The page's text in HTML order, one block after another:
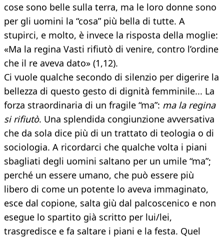
cose sono belle sulla terra, ma le loro donne sono
per gli uomini la “cosa” più bella di tutte. A
stupirci, e molto, è invece la risposta della moglie:
«Ma la regina Vasti rifiutò di venire, contro l’ordine
che il re aveva dato» (1,12).
Ci vuole qualche secondo di silenzio per digerire la
bellezza di questo gesto di dignità femminile... La
forza straordinaria di un fragile “ma”: ma la regina
si rifiutò. Una splendida congiunzione avversativa
che da sola dice più di un trattato di teologia o di
sociologia. A ricordarci che qualche volta i piani
sbagliati degli uomini saltano per un umile “ma”;
perché un essere umano, che può essere più
libero di come un potente lo aveva immaginato,
esce dal copione, salta giù dal palcoscenico e non
esegue lo spartito già scritto per lui/lei,
trasgredisce e fa saltare i piani e la festa. Quel